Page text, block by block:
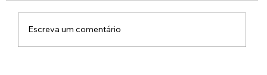
Escreva um comentário